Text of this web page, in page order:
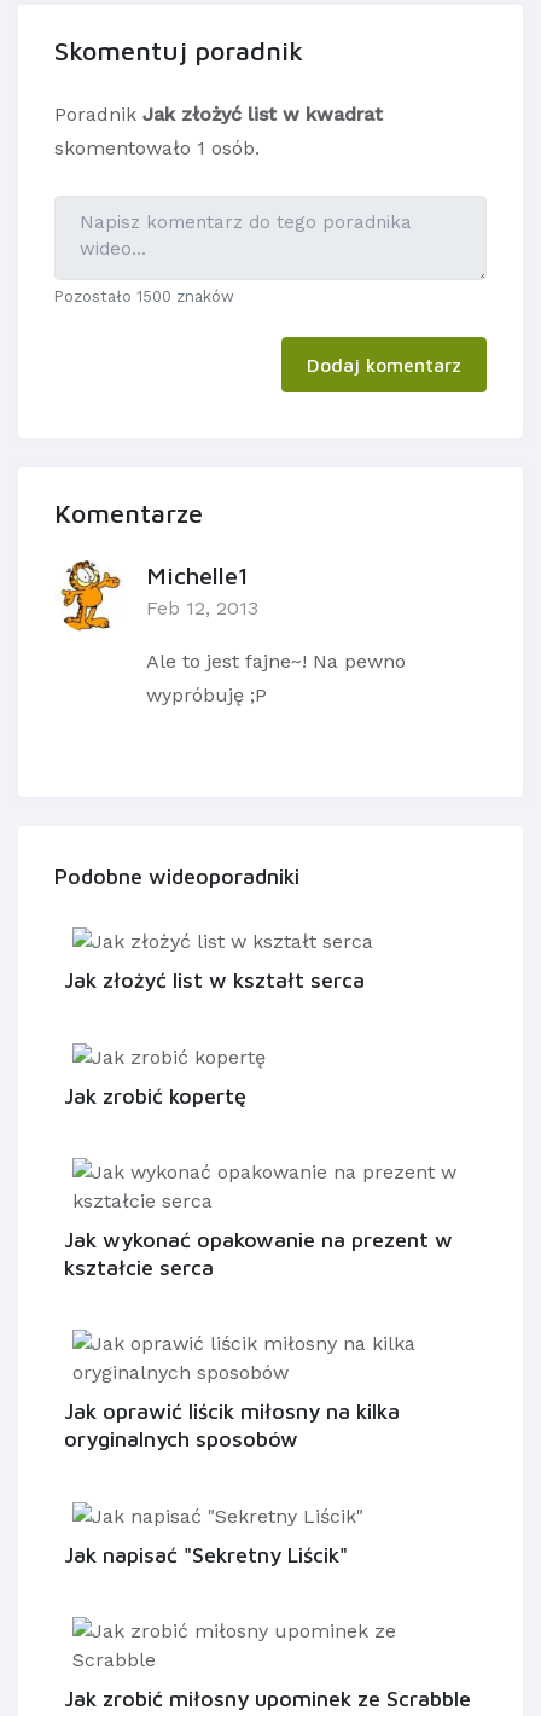
Skomentuj poradnik
Poradnik Jak złożyć list w kwadrat
skomentowało 1 osób.
Pozostało 1500 znaków
Dodaj komentarz
Komentarze
Michelle1
Feb 12, 2013
Ale to jest fajne~! Na pewno
wypróbuję ;P
Podobne wideoporadniki
Jak złożyć list w kształt serca
Jak zrobić kopertę
Jak wykonać opakowanie na prezent w
kształcie serca
Jak oprawić liścik miłosny na kilka
oryginalnych sposobów
Jak napisać "Sekretny Liścik"
Jak zrobić miłosny upominek ze Scrabble